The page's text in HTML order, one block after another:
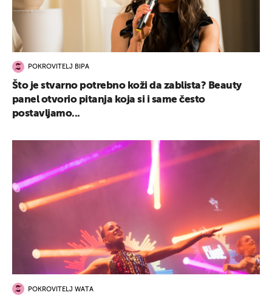
POKROVITELJ BIPA
Što je stvarno potrebno koži da zablista? Beauty
panel otvorio pitanja koja si i same često
postavljamo...
POKROVITELJ WATA